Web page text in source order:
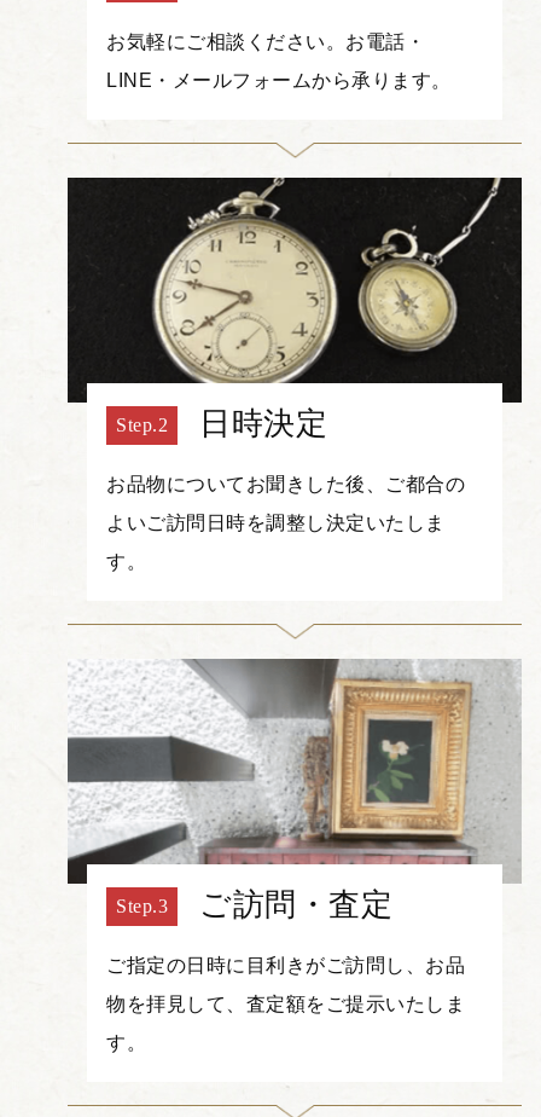
お気軽にご相談ください。お電話・
LINE・メールフォームから承ります。
日時決定
お品物についてお聞きした後、ご都合の
よいご訪問日時を調整し決定いたしま
す。
ご訪問・査定
ご指定の日時に目利きがご訪問し、お品
物を拝見して、査定額をご提示いたしま
す。